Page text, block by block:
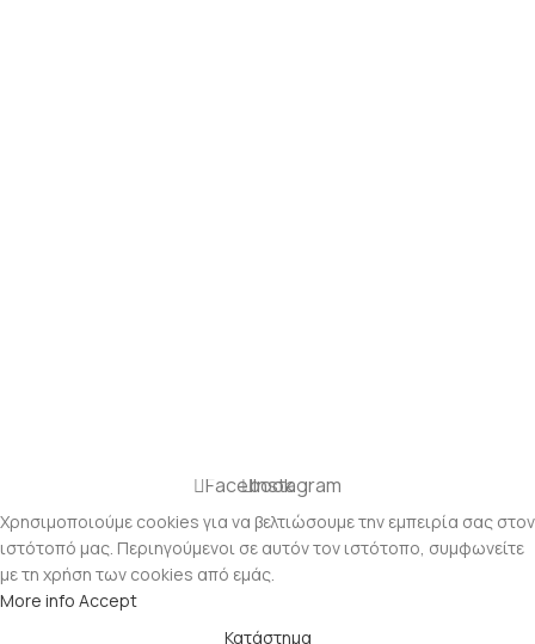
FacebookInstagram
Χρησιμοποιούμε cookies για να βελτιώσουμε την εμπειρία σας στον
ιστότοπό μας. Περιηγούμενοι σε αυτόν τον ιστότοπο, συμφωνείτε
με τη χρήση των cookies από εμάς.
More info Accept
Κατάστημα